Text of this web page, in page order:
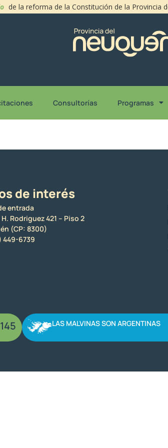
de la reforma de la Constitución de la Provincia
Consultorías Programas
de interés
entrada
Rodriguez 421 – Piso 2
(CP: 8300)
449-6739
145 LAS MALVINAS SON ARGENTINAS